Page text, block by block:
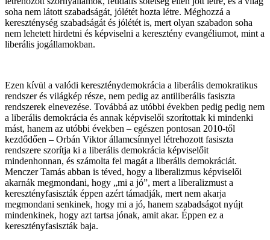
soha nem látott szabadságát, jólétét hozta létre. Méghozzá a
kereszténység szabadságát és jólétét is, mert olyan szabadon soha
nem lehetett hirdetni és képviselni a keresztény evangéliumot, mint a
liberális jogállamokban.
Ezen kívül a valódi kereszténydemokrácia a liberális demokratikus
rendszer és világkép része, nem pedig az antiliberális fasiszta
rendszerek elnevezése. Továbbá az utóbbi években pedig pedig nem
a liberális demokrácia és annak képviselői szorítottak ki mindenki
mást, hanem az utóbbi években – egészen pontosan 2010-től
kezdődően – Orbán Viktor államcsínnyel létrehozott fasiszta
rendszere szorítja ki a liberális demokrácia képviselőit
mindenhonnan, és számolta fel magát a liberális demokráciát.
Menczer Tamás abban is téved, hogy a liberalizmus képviselői
akarnák megmondani, hogy „mi a jó”, mert a liberalizmust a
keresztényfasiszták éppen azért támadják, mert nem akarja
megmondani senkinek, hogy mi a jó, hanem szabadságot nyújt
mindenkinek, hogy azt tartsa jónak, amit akar. Éppen ez a
keresztényfasiszták baja.